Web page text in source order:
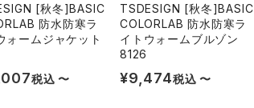
[秋冬]BASIC
防水防寒ラ
ォームジャケット
税込 〜
TSDESIGN [秋冬]BASIC
COLORLAB 防水防寒ラ
イトウォームブルゾン
8126
¥9,474税込 〜